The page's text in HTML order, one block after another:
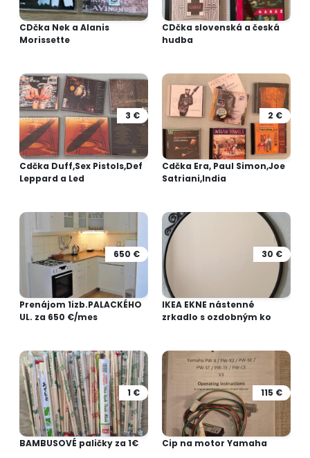
CDčka Nek a Alanis
Morissette
CDčka slovenská a česká
hudba
3 €
Cdčka Duff,Sex Pistols,Def
Leppard a Led
2 €
Cdčka Era, Paul Simon,Joe
Satriani,India
650 €
Prenájom 1izb.PALACKÉHO
UL. za 650 €/mes
30 €
IKEA EKNE nástenné
zrkadlo s ozdobným ko
1 €
BAMBUSOVÉ paličky za 1€
115 €
Cip na motor Yamaha